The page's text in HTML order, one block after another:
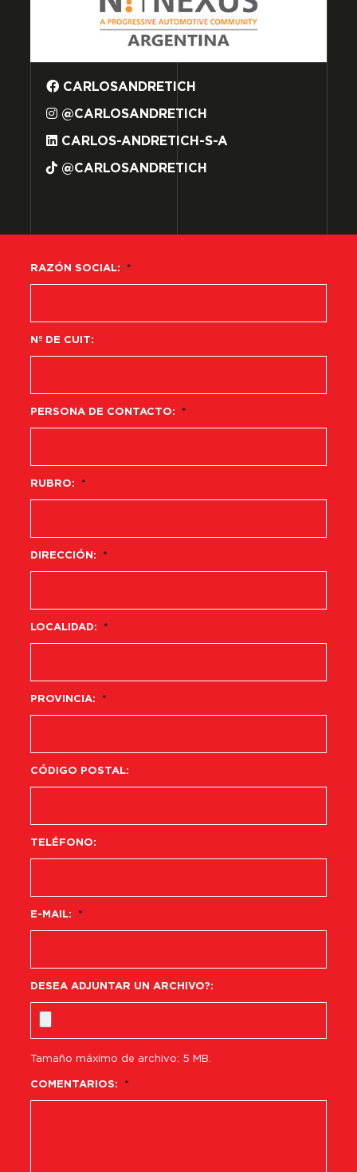
CARLOSANDRETICH
@CARLOSANDRETICH
CARLOS-ANDRETICH-S-A
@CARLOSANDRETICH
RAZÓN SOCIAL: *
Nº DE CUIT:
PERSONA DE CONTACTO: *
RUBRO: *
DIRECCIÓN: *
LOCALIDAD: *
PROVINCIA: *
CÓDIGO POSTAL:
TELÉFONO:
E-MAIL: *
DESEA ADJUNTAR UN ARCHIVO?:
Tamaño máximo de archivo: 5 MB.
COMENTARIOS: *